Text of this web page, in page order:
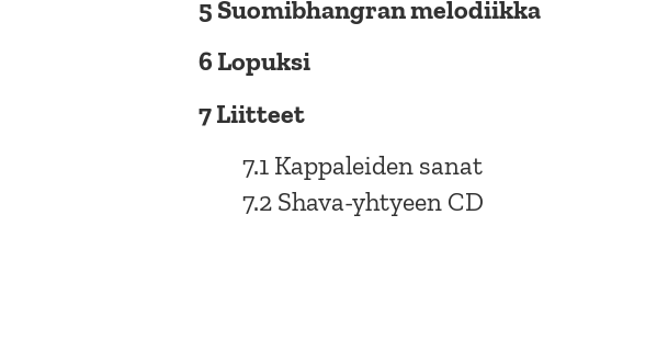
5 Suomibhangran melodiikka
6 Lopuksi
7 Liitteet
7.1 Kappaleiden sanat
7.2 Shava-yhtyeen CD